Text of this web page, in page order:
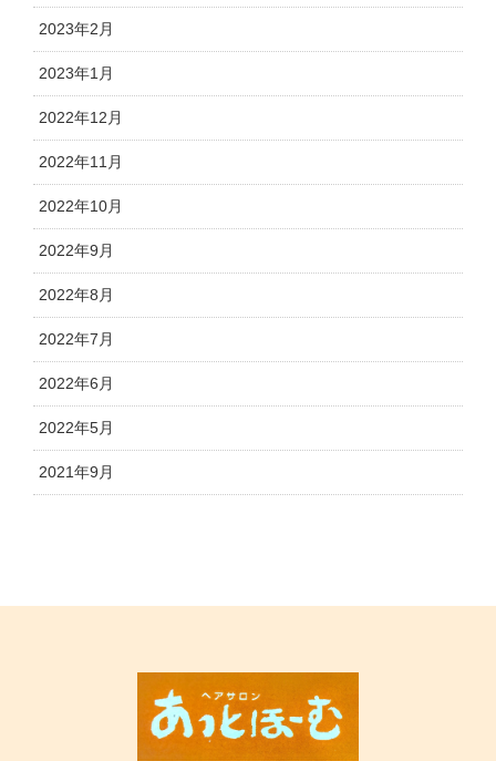
2023年2月
2023年1月
2022年12月
2022年11月
2022年10月
2022年9月
2022年8月
2022年7月
2022年6月
2022年5月
2021年9月